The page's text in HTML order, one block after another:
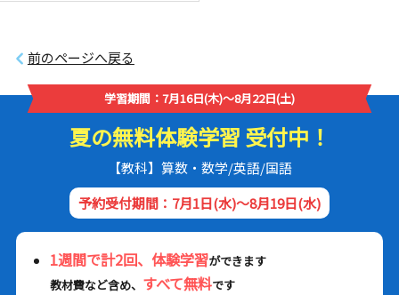
前のページへ戻る
学習期間：7月16日(木)～8月22日(土)
夏の無料体験学習 受付中！
【教科】算数・数学/英語/国語
予約受付期間：7月1日(水)～8月19日(水)
1週間で計2回、体験学習ができます
教材費など含め、 すべて無料です